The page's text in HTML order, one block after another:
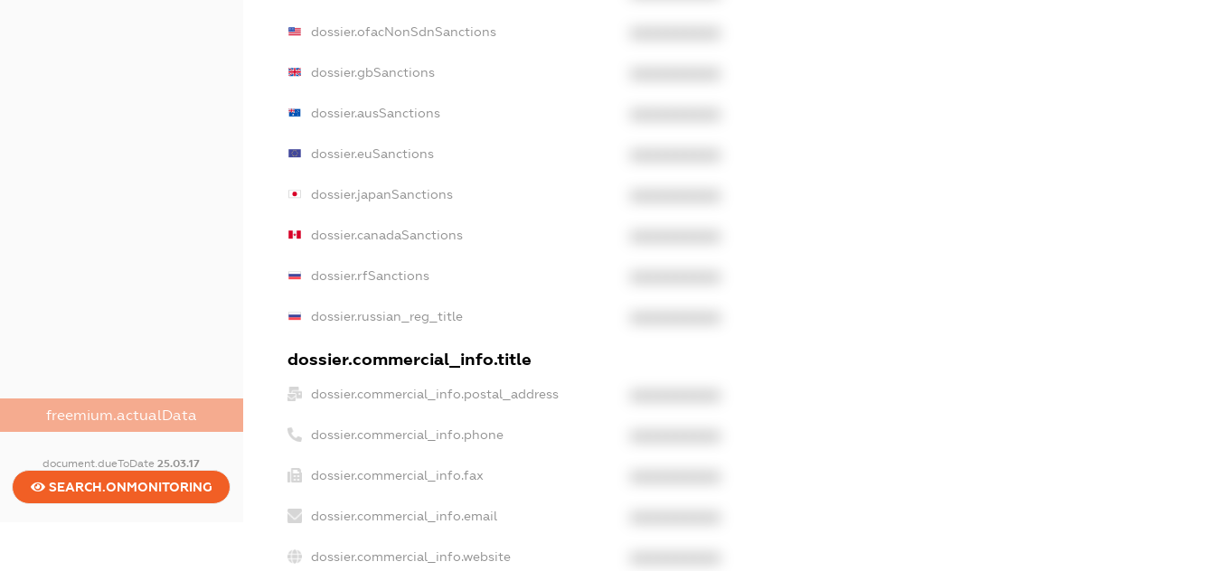
freemium.actualData
document.dueToDate25.03.17
SEARCH.ONMONITORING
dossier.ofacNonSdnSanctions
dossier.gbSanctions
dossier.ausSanctions
dossier.euSanctions
dossier.japanSanctions
dossier.canadaSanctions
dossier.rfSanctions
dossier.russian_reg_title
dossier.commercial_info.title
dossier.commercial_info.postal_address
dossier.commercial_info.phone
dossier.commercial_info.fax
dossier.commercial_info.email
dossier.commercial_info.website